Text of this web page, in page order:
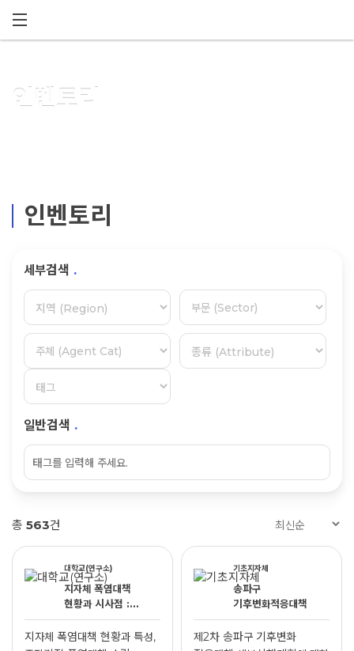
인벤토리
인벤토리
세부검색 .
일반검색 .
총 563건
대학교(연구소)
지자체 폭염대책
현황과 시사점 :
기후변화 적응대책
세부시행계획을
지자체 폭염대책 현황과 특성,
기초지자체
송파구
기후변화적응대책
제2차 송파구 기후변화